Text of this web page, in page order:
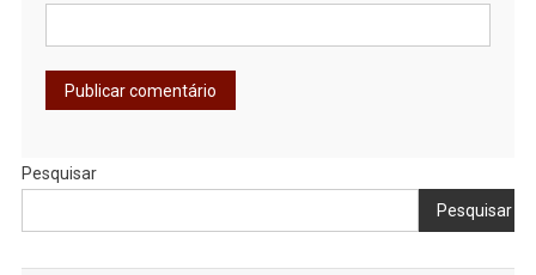
Pesquisar
Pesquisar